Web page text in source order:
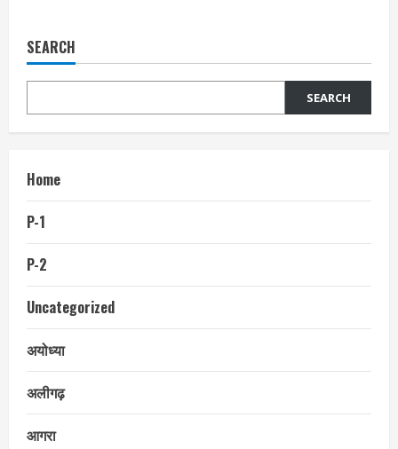
SEARCH
SEARCH
Home
P-1
P-2
Uncategorized
अयोध्या
अलीगढ़
आगरा